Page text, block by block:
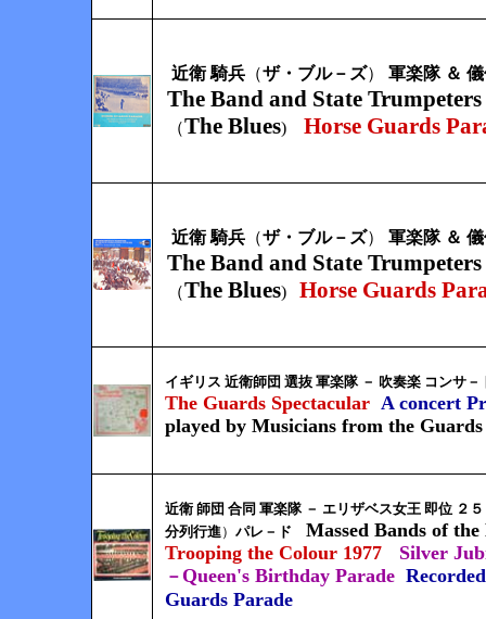
近衛 騎兵 （ザ・ブル－ズ） 軍楽隊 ＆
The Band and State
（The Blues) Horse Guards
近衛 騎兵 （ザ・ブル－ズ） 軍楽隊 ＆
The Band and State
（The Blues) Horse Guards
イギリス 近衛師団 選抜 軍楽隊 － 吹奏楽 コンサ－
The Guards Spectacular A concert
played by Musicians from the
近衛 師団 合同 軍楽隊 － エリザベス女王 即位 ２
分列行進） パレ－ド
Massed Bands of
Trooping the Colour 1977
Silver
－Queen's Birthday Parade
Guards Parade